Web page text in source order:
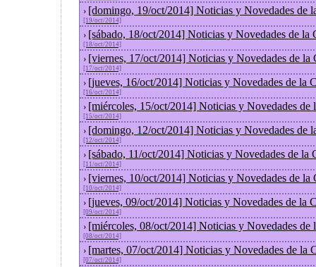
› [domingo, 19/oct/2014] Noticias y Novedades de
[19/oct/2014]
› [sábado, 18/oct/2014] Noticias y Novedades de la
[18/oct/2014]
› [viernes, 17/oct/2014] Noticias y Novedades de la
[17/oct/2014]
› [jueves, 16/oct/2014] Noticias y Novedades de la
[16/oct/2014]
› [miércoles, 15/oct/2014] Noticias y Novedades de
[15/oct/2014]
› [domingo, 12/oct/2014] Noticias y Novedades de
[12/oct/2014]
› [sábado, 11/oct/2014] Noticias y Novedades de la
[11/oct/2014]
› [viernes, 10/oct/2014] Noticias y Novedades de la
[10/oct/2014]
› [jueves, 09/oct/2014] Noticias y Novedades de la
[09/oct/2014]
› [miércoles, 08/oct/2014] Noticias y Novedades de
[08/oct/2014]
› [martes, 07/oct/2014] Noticias y Novedades de la
[07/oct/2014]